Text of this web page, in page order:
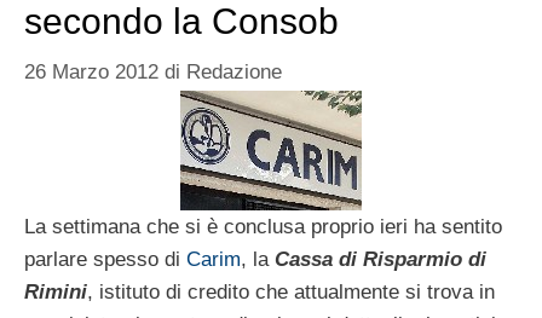
secondo la Consob
26 Marzo 2012 di Redazione
La settimana che si è conclusa proprio ieri ha sentito
parlare spesso di Carim, la Cassa di Risparmio di
Rimini, istituto di credito che attualmente si trova in